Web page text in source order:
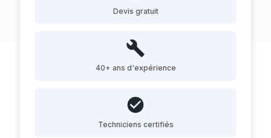
Devis gratuit
40+ ans d'expérience
Techniciens certifiés